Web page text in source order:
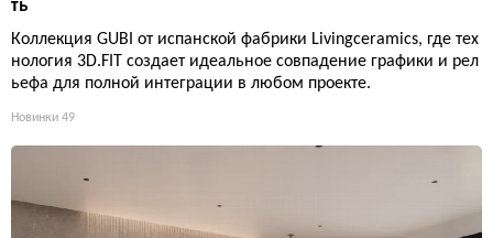
ть
Коллекция GUBI от испанской фабрики Livingceramics, где тех
нология 3D.FIT создает идеальное совпадение графики и рел
ьефа для полной интеграции в любом проекте.
Новинки 49